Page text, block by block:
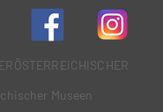
Museen